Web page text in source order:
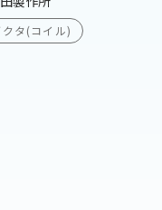
タ(コイル)